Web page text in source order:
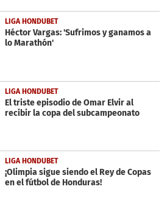
LIGA HONDUBET
Héctor Vargas: 'Sufrimos y ganamos a
lo Marathón'
LIGA HONDUBET
El triste episodio de Omar Elvir al
recibir la copa del subcampeonato
LIGA HONDUBET
¡Olimpia sigue siendo el Rey de Copas
en el fútbol de Honduras!